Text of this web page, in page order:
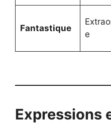
Fantastique
e
Expressions